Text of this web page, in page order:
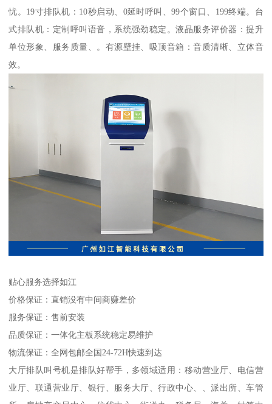
忧。19寸排队机：10秒启动、0延时呼叫、99个窗口、199终端。台
式排队机：定制呼叫语音，系统强劲稳定。液晶服务评价器：提升
单位形象、服务质量、。有源壁挂、吸顶音箱：音质清晰、立体音
效。
贴心服务选择如江
价格保证：直销没有中间商赚差价
服务保证：售前安装
品质保证：一体化主板系统稳定易维护
物流保证：全网包邮全国24-72H快速到达
大厅排队叫号机是排队好帮手，多领域适用：移动营业厅、电信营
业厅、联通营业厅、银行、服务大厅、行政中心、、派出所、车管